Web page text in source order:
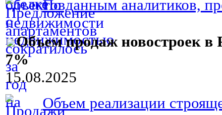
По данным аналитиков,
Объем продаж новостроек в
7%
15.08.2025
Объем реализации